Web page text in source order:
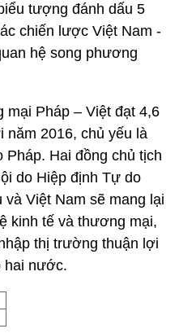
tượng đánh dấu 5
chiến lược Việt Nam -
hệ song phương
mại Pháp – Việt đạt 4,6
năm 2016, chủ yếu là
Pháp. Hai đồng chủ tịch
do Hiệp định Tự do
Việt Nam sẽ mang lại
kinh tế và thương mại,
thị trường thuận lợi
hai nước.